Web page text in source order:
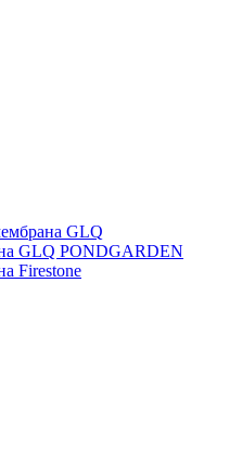
GLQ
GLQ PONDGARDEN
Firestone